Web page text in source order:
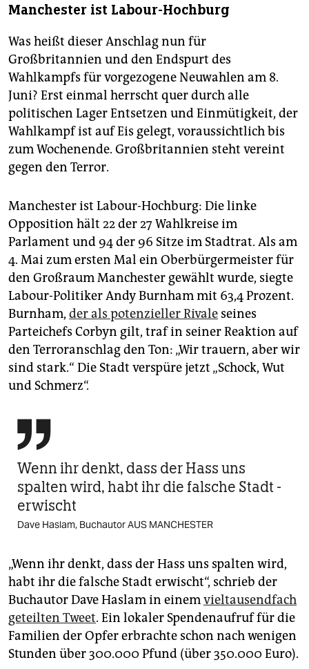
Manchester ist Labour-Hochburg
Was heißt dieser Anschlag nun für
Großbritannien und den Endspurt des
Wahlkampfs für vorgezogene Neuwahlen am 8.
Juni? Erst einmal herrscht quer durch alle
politischen Lager Entsetzen und Einmütigkeit, der
Wahlkampf ist auf Eis gelegt, voraussichtlich bis
zum Wochenende. Großbritannien steht vereint
gegen den Terror.
Manchester ist Labour-Hochburg: Die linke
Opposition hält 22 der 27 Wahlkreise im
Parlament und 94 der 96 Sitze im Stadtrat. Als am
4. Mai zum ersten Mal ein Oberbürgermeister für
den Großraum Manchester gewählt wurde, siegte
Labour-Politiker Andy Burnham mit 63,4 Prozent.
Burnham, der als potenzieller Rivale seines
Parteichefs Corbyn gilt, traf in seiner Reaktion auf
den Terroranschlag den Ton: „Wir trauern, aber wir
sind stark.“ Die Stadt verspüre jetzt „Schock, Wut
und Schmerz“.

Wenn ihr denkt, dass der Hass uns
spalten wird, habt ihr die falsche Stadt ­
erwischt
Dave Haslam, Buchautor AUS MANCHESTER
„Wenn ihr denkt, dass der Hass uns spalten wird,
habt ihr die falsche Stadt erwischt“, schrieb der
Buchautor Dave Haslam in einemvieltausendfach
geteilten Tweet. Ein lokaler Spendenaufruf für die
Familien der Opfer erbrachte schon nach wenigen
Stunden über 300.000 Pfund (über 350.000 Euro).